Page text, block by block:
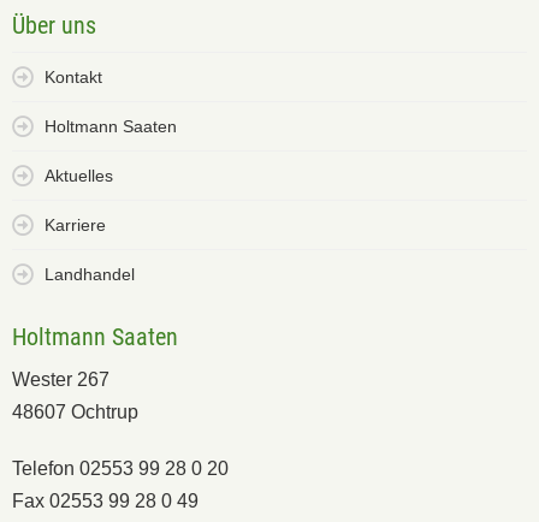
Über uns
Kontakt
Holtmann Saaten
Aktuelles
Karriere
Landhandel
Holtmann Saaten
Wester 267
48607 Ochtrup
Telefon 02553 99 28 0 20
Fax 02553 99 28 0 49